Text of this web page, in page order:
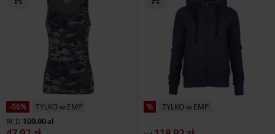
-56%
TYLKO w EMP
RCD 109.90 zł
% TYLKO w EMP